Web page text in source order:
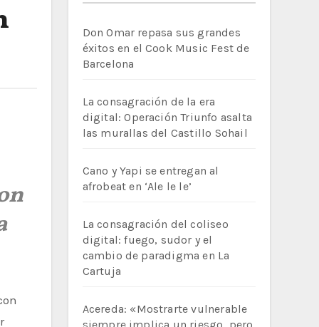
Don Omar repasa sus grandes
éxitos en el Cook Music Fest de
Barcelona
La consagración de la era
digital: Operación Triunfo asalta
las murallas del Castillo Sohail
Cano y Yapi se entregan al
afrobeat en ‘Ale le le’
La consagración del coliseo
digital: fuego, sudor y el
cambio de paradigma en La
Cartuja
Acereda: «Mostrarte vulnerable